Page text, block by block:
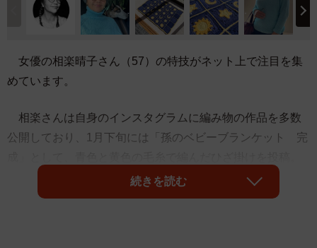
女優の相楽晴子さん（57）の特技がネット上で注目を集
めています。
相楽さんは自身のインスタグラムに編み物の作品を多数
公開しており、1月下旬には「孫のベビーブランケット 完
太陽や月、星のモチーフを組み合わせた作品に、ファンか
らは「お孫さんがうらやましい」「すっごく素敵です」
続きを読む